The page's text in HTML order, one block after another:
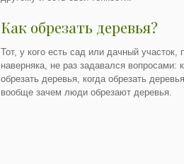
Как обрезать деревья?
Тот, у кого есть сад или дачный участок,
наверняка, не раз задавался вопросами:
обрезать деревья, когда обрезать
вообще зачем люди обрезают деревья.